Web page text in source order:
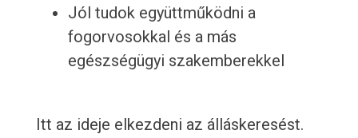
Jól tudok együttműködni a
fogorvosokkal és a más
egészségügyi szakemberekkel
Itt az ideje elkezdeni az álláskeresést.